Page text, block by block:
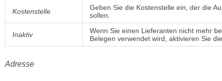
Kostenstelle
Geben Sie die Kostenstelle ein, der die
sollen.
Inaktiv
Wenn Sie einen Lieferanten nicht mehr
Belegen verwendet wird, aktivieren Sie
Adresse